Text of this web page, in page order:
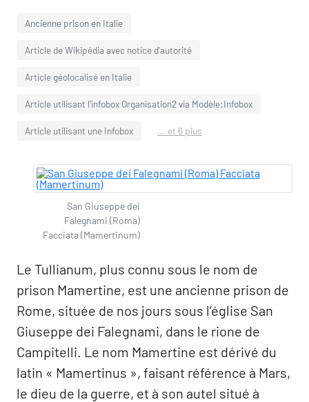
Ancienne prison en Italie
Article de Wikipédia avec notice d'autorité
Article géolocalisé en Italie
Article utilisant l'infobox Organisation2 via Modèle:Infobox
Article utilisant une Infobox ... et 6 plus
San Giuseppe dei
Falegnami (Roma)
Facciata (Mamertinum)
Le Tullianum, plus connu sous le nom de
prison Mamertine, est une ancienne prison de
Rome, située de nos jours sous l’église San
Giuseppe dei Falegnami, dans le rione de
Campitelli. Le nom Mamertine est dérivé du
latin « Mamertinus », faisant référence à Mars,
le dieu de la guerre, et à son autel situé à